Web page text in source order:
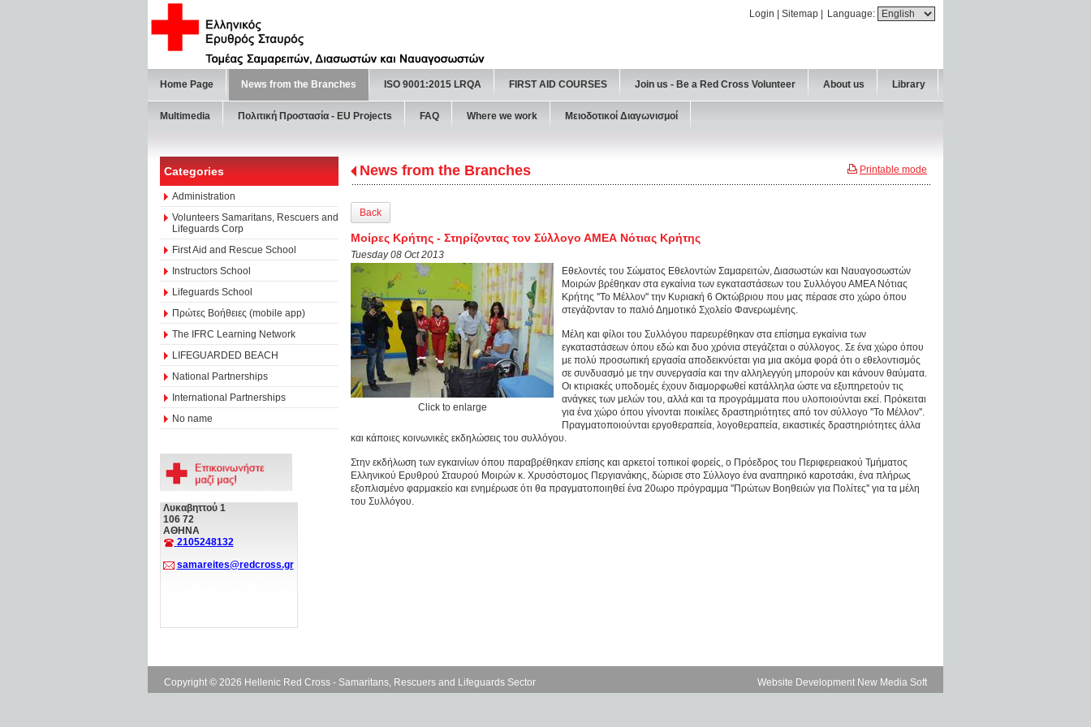
Language:
Login Sitemap
Home Page News from the Branches ISO 9001:2015 LRQA FIRST AID COURSES Join us - Be a Red Cross Volunteer About us Library
Multimedia Πολιτική Προστασία - ΕU Projects FAQ Where we work Μειοδοτικοί Διαγωνισμοί
Categories
Administration
Volunteers Samaritans, Rescuers and
Lifeguards Corp
First Aid and Rescue School
Instructors School
Lifeguards School
Πρώτες Βοήθειες (mobile app)
The IFRC Learning Network
LIFEGUARDED BEACH
National Partnerships
International Partnerships
No name
Λυκαβηττού 1
106 72
ΑΘΗΝΑ
2105248132
samareites@redcross.gr
Printable mode
News from the Branches
Back
Μοίρες Κρήτης - Στηρίζοντας τον Σύλλογο ΑΜΕΑ Νότιας Κρήτης
Tuesday 08 Oct 2013
Click to enlarge
Eθελοντές του Σώματος Εθελοντών Σαμαρειτών, Διασωστών και Ναυαγοσωστών
Μοιρών βρέθηκαν στα εγκαίνια των εγκαταστάσεων του Συλλόγου ΑΜΕΑ Νότιας
Κρήτης ''Το Μέλλον'' την Κυριακή 6 Οκτώβριου που μας πέρασε στο χώρο όπου
στεγάζονταν το παλιό Δημοτικό Σχολείο Φανερωμένης.
Μέλη και φίλοι του Συλλόγου παρευρέθηκαν στα επίσημα εγκαίνια των
εγκαταστάσεων όπου εδώ και δυο χρόνια στεγάζεται ο σύλλογος. Σε ένα χώρο όπου
με πολύ προσωπική εργασία αποδεικνύεται για μια ακόμα φορά ότι ο εθελοντισμός
σε συνδυασμό με την συνεργασία και την αλληλεγγύη μπορούν και κάνουν θαύματα.
Οι κτιριακές υποδομές έχουν διαμορφωθεί κατάλληλα ώστε να εξυπηρετούν τις
ανάγκες των μελών του, αλλά και τα προγράμματα που υλοποιούνται εκεί. Πρόκειται
για ένα χώρο όπου γίνονται ποικίλες δραστηριότητες από τον σύλλογο ''Το Μέλλον''.
Πραγματοποιούνται εργοθεραπεία, λογοθεραπεία, εικαστικές δραστηριότητες άλλα
και κάποιες κοινωνικές εκδηλώσεις του συλλόγου.
Στην εκδήλωση των εγκαινίων όπου παραβρέθηκαν επίσης και αρκετοί τοπικοί φορείς, ο Πρόεδρος του Περιφερειακού Τμήματος
Ελληνικού Ερυθρού Σταυρού Μοιρών κ. Χρυσόστομος Περγιανάκης, δώρισε στο Σύλλογο ένα αναπηρικό καροτσάκι, ένα πλήρως
εξοπλισμένο φαρμακείο και ενημέρωσε ότι θα πραγματοποιηθεί ένα 20ωρο πρόγραμμα ''Πρώτων Βοηθειών για Πολίτες'' για τα μέλη
του Συλλόγου.
Copyright © 2026 Hellenic Red Cross - Samaritans, Rescuers and Lifeguards Sector Website Development New Media Soft